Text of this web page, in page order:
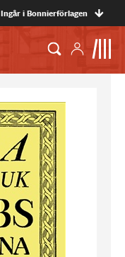
Ingår i Bonnierförlagen